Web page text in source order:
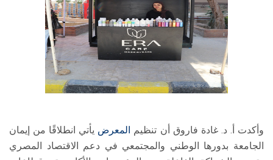
وأكدت أ. د. غادة فاروق أن تنظيم المعرض يأتي انطلاقًا من إيمان
الجامعة بدورها الوطني والمجتمعي في دعم الاقتصاد المصري